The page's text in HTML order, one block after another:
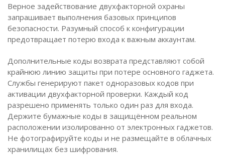
Верное задействование двухфакторной охраны
запрашивает выполнения базовых принципов
безопасности. Разумный способ к конфигурации
предотвращает потерю входа к важным аккаунтам.
Дополнительные коды возврата представляют собой
крайнюю линию защиты при потере основного гаджета.
Службы генерируют пакет одноразовых кодов при
активации двухфакторной проверки. Каждый код
разрешено применять только один раз для входа.
Держите бумажные коды в защищённом реальном
расположении изолированно от электронных гаджетов.
Не фотографируйте коды и не размещайте в облачных
хранилищах без шифрования.